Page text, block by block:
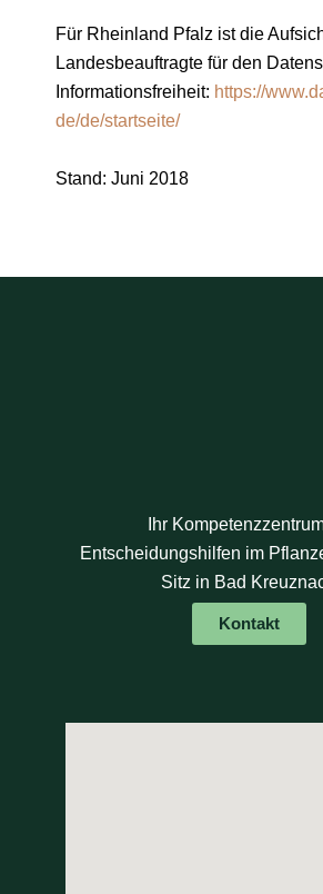
Für Rheinland Pfalz ist die
Landesbeauftragte für den
Informationsfreiheit: https://
de/de/startseite/
Stand: Juni 2018
Ihr
Entscheidungshilfen im
Sitz in Bad
Kontakt